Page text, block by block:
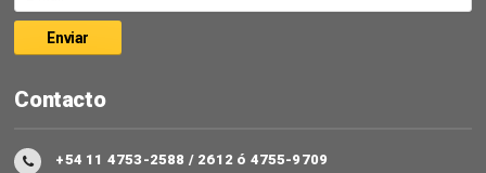
Contacto
+54 11 4753-2588 / 2612 ó 4755-9709